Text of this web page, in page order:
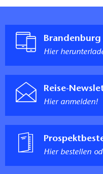
Brandenburg
Hier
Reise-
Hier anmelden!
Hier bestellen